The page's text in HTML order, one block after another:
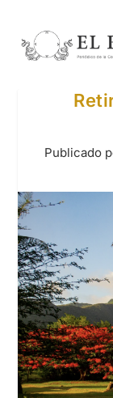
Publicado